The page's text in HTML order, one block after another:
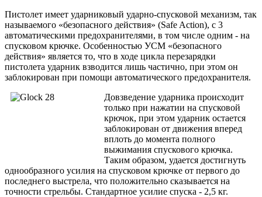
Пистолет имеет ударниковый ударно-спусковой механизм, так
называемого «безопасного действия» (Safe Action), с 3
автоматическими предохранителями, в том числе одним - на
спусковом крючке. Особенностью УСМ «безопасного
действия» является то, что в ходе цикла перезарядки
пистолета ударник взводится лишь частично, при этом он
заблокирован при помощи автоматического предохранителя.
Довзведение ударника происходит
только при нажатии на спусковой
крючок, при этом ударник остается
заблокирован от движения вперед
вплоть до момента полного
выжимания спускового крючка.
Таким образом, удается достигнуть
однообразного усилия на спусковом крючке от первого до
последнего выстрела, что положительно сказывается на
точности стрельбы. Стандартное усилие спуска - 2,5 кг.